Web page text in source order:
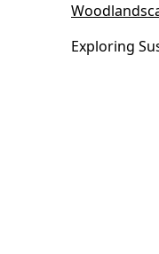
Exploring